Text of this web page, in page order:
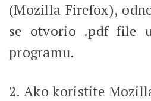
(Mozilla Firefox),
se otvorio .pdf file
programu.
2. Ako koristite